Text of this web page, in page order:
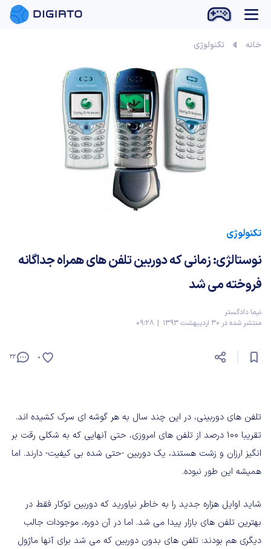
بازی آنلاین
خانه تکنولوژی
تکنولوژی
نوستالژی: زمانی که دوربین تلفن های همراه جداگانه
فروخته می شد
نیما دادگستر
منتشر شده در 30 اردیبهشت 1393 | 09:28
22 0
تلفن های دوربینی، در این چند سال به هر گوشه ای سرک کشیده اند.
تقریبا ۱۰۰ درصد از تلفن های امروزی، حتی آنهایی که به شکلی رقت بر
انگیز ارزان و زشت هستند، یک دوربین -حتی شده بی کیفیت- دارند. اما
همیشه این طور نبوده.
شاید اوایل هزاره جدید را به خاطر نیاورید که دوربین توکار فقط در
بهترین تلفن های بازار پیدا می شد. اما در آن دوره، موجودات جالب
دیگری هم بودند: تلفن های بدون دوربین که می شد برای آنها ماژول